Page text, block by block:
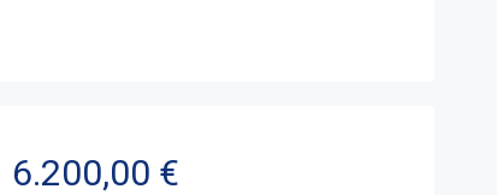
6.200,00 €